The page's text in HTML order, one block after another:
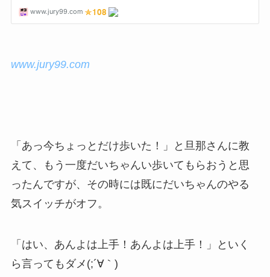
www.jury99.com
「あっ今ちょっとだけ歩いた！」と旦那さんに教
えて、もう一度だいちゃんい歩いてもらおうと思
ったんですが、その時には既にだいちゃんのやる
気スイッチがオフ。
「はい、あんよは上手！あんよは上手！」といく
ら言ってもダメ(;´∀｀)